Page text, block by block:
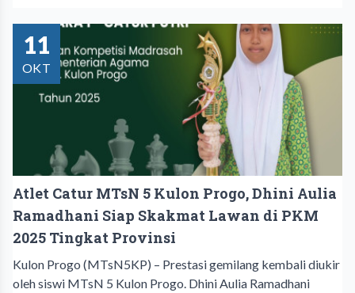
11
OKT
Atlet Catur MTsN 5 Kulon Progo, Dhini Aulia
Ramadhani Siap Skakmat Lawan di PKM
2025 Tingkat Provinsi
Kulon Progo (MTsN5KP) – Prestasi gemilang kembali diukir
oleh siswi MTsN 5 Kulon Progo. Dhini Aulia Ramadhani